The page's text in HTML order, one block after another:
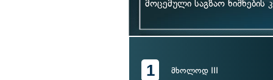
მოცემული საგზაო
1 მხოლოდ III